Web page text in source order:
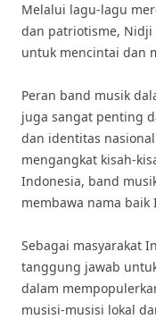
Melalui lagu-lagu
dan patriotisme,
untuk mencintai dan
Peran band musik
juga sangat penting
dan identitas
mengangkat kisah-
Indonesia, band
membawa nama
Sebagai masyarakat
tanggung jawab
dalam
musisi-musisi lokal